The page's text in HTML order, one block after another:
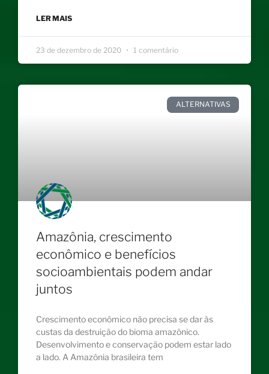
LER MAIS
23 de dezembro de 2020 1 comentário
ALTERNATIVAS
Amazônia, crescimento
econômico e benefícios
socioambientais podem andar
juntos
Crescimento econômico não precisa se dar às
custas da destruição do bioma amazônico.
Desenvolvimento e conservação podem estar lado
a lado. A Amazônia brasileira tem